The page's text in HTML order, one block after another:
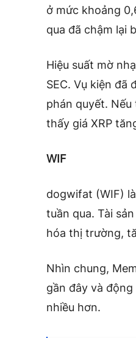
ở mức khoảng
qua đã chậm lại
Hiệu suất mờ
SEC. Vụ kiện
phán quyết.
thấy giá XRP
WIF
dogwifat (WIF)
tuần qua. Tài
hóa thị trường,
Nhìn chung,
gần đây và
nhiều hơn.